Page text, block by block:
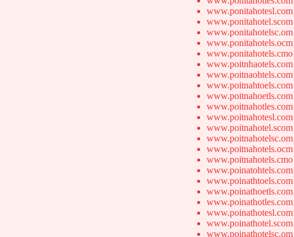
www.ponitahotesl.com
www.ponitahotel.scom
www.ponitahotelsc.om
www.ponitahotels.ocm
www.ponitahotels.cmo
www.poitnhaotels.com
www.poitnaohtels.com
www.poitnahtoels.com
www.poitnahoetls.com
www.poitnahotles.com
www.poitnahotesl.com
www.poitnahotel.scom
www.poitnahotelsc.om
www.poitnahotels.ocm
www.poitnahotels.cmo
www.poinatohtels.com
www.poinathtoels.com
www.poinathoetls.com
www.poinathotles.com
www.poinathotesl.com
www.poinathotel.scom
www.poinathotelsc.om